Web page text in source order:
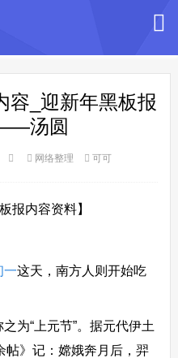
容_迎新年黑板报
汤圆
网络整理 可可
报内容资料】
一这天，南方人则开始吃
“上元节”。据元代伊土
帖》记：嫦娥奔月后，羿